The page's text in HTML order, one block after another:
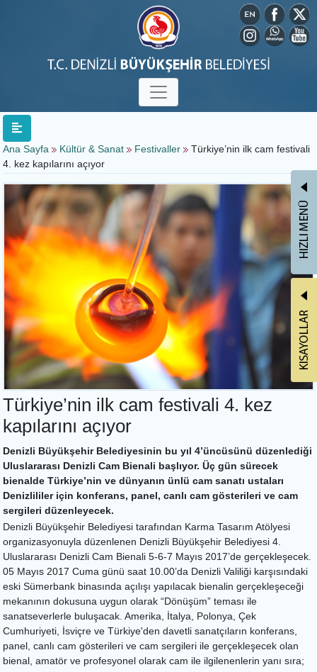
Ana Sayfa Kültür & Sanat Festivaller
Türkiye’nin ilk cam festivali
4. kez kapılarını açıyor
Türkiye’nin ilk cam festivali 4. kez
kapılarını açıyor
Denizli Büyükşehir Belediyesinin bu yıl 4’üncüsünü düzenlediği
Uluslararası Denizli Cam Bienali başlıyor. Üç gün sürecek
bienalde Türkiye’nin ve dünyanın ünlü cam sanatı ustaları
Denizlililer için konferans, panel, canlı cam gösterileri ve cam
sergileri düzenleyecek.
Denizli Büyükşehir Belediyesi tarafından Karma Tasarım Atölyesi
organizasyonuyla düzenlenen Denizli Büyükşehir Belediyesi 4.
Uluslararası Denizli Cam Bienali 5-6-7 Mayıs 2017’de gerçekleşecek.
05 Mayıs 2017 Cuma günü saat 10.00’da Denizli Valiliği karşısındaki
eski Sümerbank binasında açılışı yapılacak bienalin gerçekleşeceği
mekanının dokusuna uygun olarak “Dönüşüm” teması ile
sanatseverlerle buluşacak. Amerika, İtalya, Polonya, Çek
Cumhuriyeti, İsviçre ve Türkiye'den davetli sanatçıların konferans,
panel, canlı cam gösterileri ve cam sergileri ile gerçekleşecek olan
bienal, amatör ve profesyonel olarak cam ile ilgilenenlerin yanı sıra;